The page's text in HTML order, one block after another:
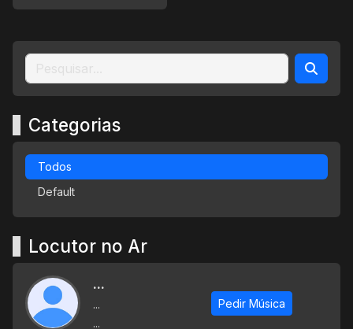
Categorias
Todos
Default
Locutor no Ar
...
...
...
Pedir Música